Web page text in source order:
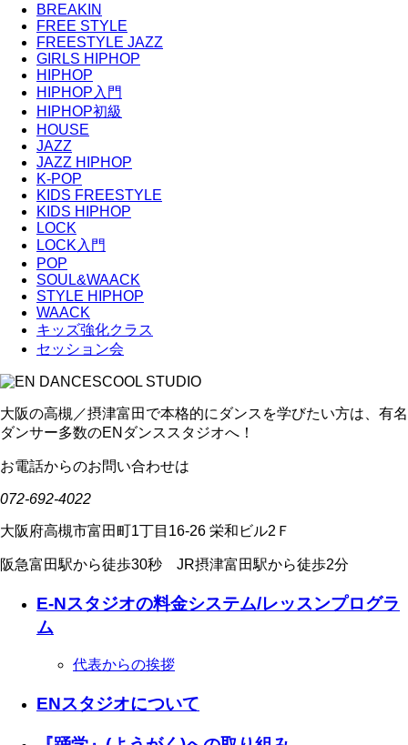
BREAKIN
FREE STYLE
FREESTYLE JAZZ
GIRLS HIPHOP
HIPHOP
HIPHOP入門
HIPHOP初級
HOUSE
JAZZ
JAZZ HIPHOP
K-POP
KIDS FREESTYLE
KIDS HIPHOP
LOCK
LOCK入門
POP
SOUL&WAACK
STYLE HIPHOP
WAACK
キッズ強化クラス
セッション会
大阪の高槻／摂津富田で本格的にダンスを学びたい方は、有名
ダンサー多数のENダンススタジオへ！
お電話からのお問い合わせは
072-692-4022
大阪府高槻市富田町1丁目16-26 栄和ビル2Ｆ
阪急富田駅から徒歩30秒 JR摂津富田駅から徒歩2分
E-Nスタジオの料金システム/レッスンプログラ
ム
代表からの挨拶
ENスタジオについて